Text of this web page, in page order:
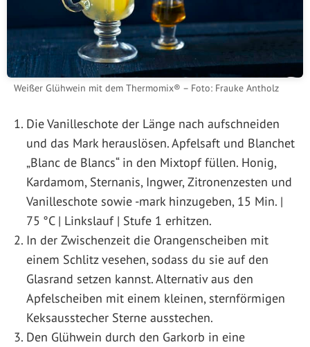
Weißer Glühwein mit dem Thermomix® – Foto: Frauke Antholz
Die Vanilleschote der Länge nach aufschneiden
und das Mark herauslösen. Apfelsaft und Blanchet
„Blanc de Blancs“ in den Mixtopf füllen. Honig,
Kardamom, Sternanis, Ingwer, Zitronenzesten und
Vanilleschote sowie -mark hinzugeben, 15 Min. |
75 °C | Linkslauf | Stufe 1 erhitzen.
In der Zwischenzeit die Orangenscheiben mit
einem Schlitz vesehen, sodass du sie auf den
Glasrand setzen kannst. Alternativ aus den
Apfelscheiben mit einem kleinen, sternförmigen
Keksausstecher Sterne ausstechen.
Den Glühwein durch den Garkorb in eine